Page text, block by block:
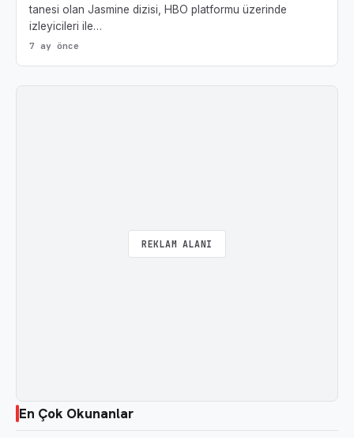
tanesi olan Jasmine dizisi, HBO platformu üzerinde
izleyicileri ile…
7 ay önce
REKLAM ALANI
En Çok Okunanlar